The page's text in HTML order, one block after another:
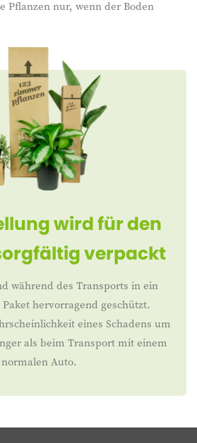
Pflanzen nur, wenn der Boden
wird für den
verpackt
während des Transports in ein
hervorragend geschützt.
eines Schadens um
als beim Transport mit einem
normalen Auto.